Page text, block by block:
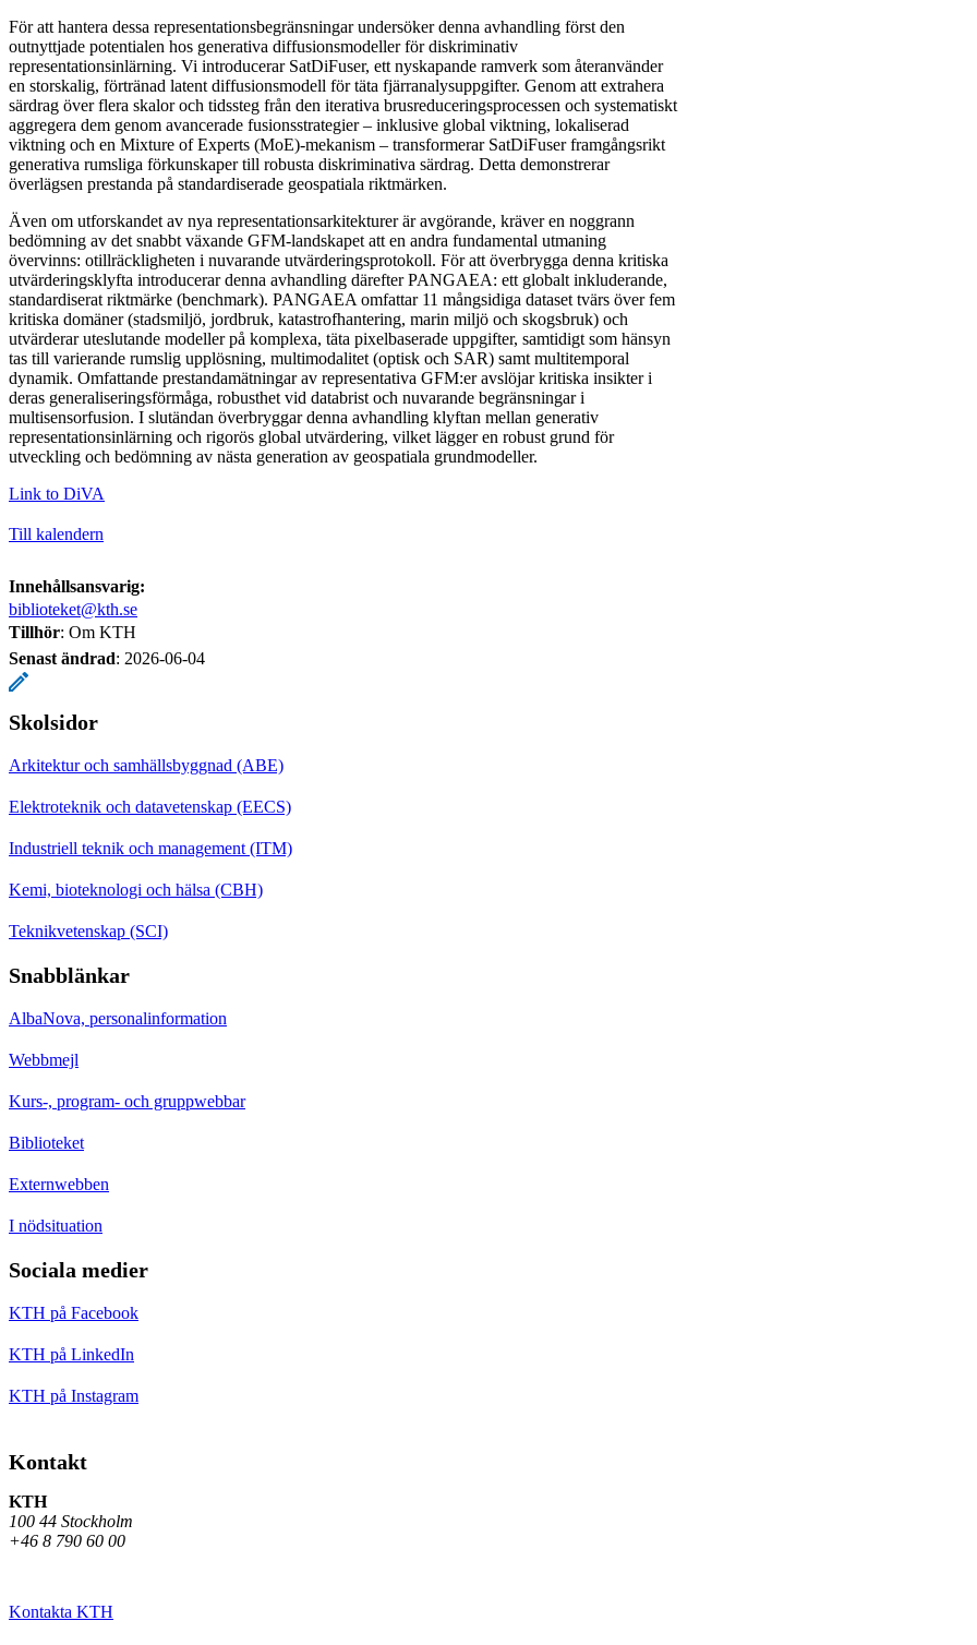
För att hantera dessa representationsbegränsningar undersöker denna avhandling först den
outnyttjade potentialen hos generativa diffusionsmodeller för diskriminativ
representationsinlärning. Vi introducerar SatDiFuser, ett nyskapande ramverk som återanvänder
en storskalig, förtränad latent diffusionsmodell för täta fjärranalysuppgifter. Genom att extrahera
särdrag över flera skalor och tidssteg från den iterativa brusreduceringsprocessen och systematiskt
aggregera dem genom avancerade fusionsstrategier – inklusive global viktning, lokaliserad
viktning och en Mixture of Experts (MoE)-mekanism – transformerar SatDiFuser framgångsrikt
generativa rumsliga förkunskaper till robusta diskriminativa särdrag. Detta demonstrerar
överlägsen prestanda på standardiserade geospatiala riktmärken.
Även om utforskandet av nya representationsarkitekturer är avgörande, kräver en noggrann
bedömning av det snabbt växande GFM-landskapet att en andra fundamental utmaning
övervinns: otillräckligheten i nuvarande utvärderingsprotokoll. För att överbrygga denna kritiska
utvärderingsklyfta introducerar denna avhandling därefter PANGAEA: ett globalt inkluderande,
standardiserat riktmärke (benchmark). PANGAEA omfattar 11 mångsidiga dataset tvärs över fem
kritiska domäner (stadsmiljö, jordbruk, katastrofhantering, marin miljö och skogsbruk) och
utvärderar uteslutande modeller på komplexa, täta pixelbaserade uppgifter, samtidigt som hänsyn
tas till varierande rumslig upplösning, multimodalitet (optisk och SAR) samt multitemporal
dynamik. Omfattande prestandamätningar av representativa GFM:er avslöjar kritiska insikter i
deras generaliseringsförmåga, robusthet vid databrist och nuvarande begränsningar i
multisensorfusion. I slutändan överbryggar denna avhandling klyftan mellan generativ
representationsinlärning och rigorös global utvärdering, vilket lägger en robust grund för
utveckling och bedömning av nästa generation av geospatiala grundmodeller.
Link to DiVA
Till kalendern
Innehållsansvarig:
biblioteket@kth.se
Tillhör: Om KTH
Senast ändrad: 2026-06-04
Skolsidor
Arkitektur och samhällsbyggnad (ABE)
Elektroteknik och datavetenskap (EECS)
Industriell teknik och management (ITM)
Kemi, bioteknologi och hälsa (CBH)
Teknikvetenskap (SCI)
Snabblänkar
AlbaNova, personalinformation
Webbmejl
Kurs-, program- och gruppwebbar
Biblioteket
Externwebben
I nödsituation
Sociala medier
KTH på Facebook
KTH på LinkedIn
KTH på Instagram
Kontakt
KTH
100 44 Stockholm
+46 8 790 60 00
Kontakta KTH